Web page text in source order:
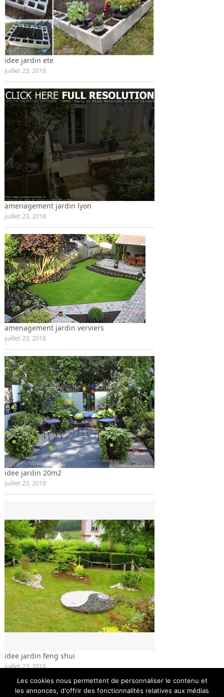
idee jardin ete
juillet 23, 2018
amenagement jardin lyon
juillet 23, 2018
amenagement jardin verviers
juillet 23, 2018
idee jardin 20m2
juillet 23, 2018
idee jardin feng shui
juillet 23, 2018
Les cookies nous permettent de personnaliser le contenu et
les annonces, d'offrir des fonctionnalités relatives aux médias